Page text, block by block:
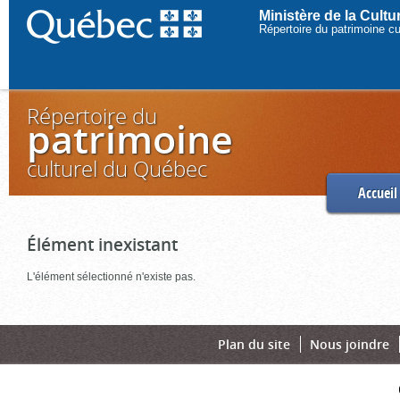
Ministère de la
Répertoire du patrimoine
Répertoire du
patrimoine
culturel du Québec
Accueil
Élément inexistant
L'élément sélectionné n'existe pas.
Plan du site Nous joindre